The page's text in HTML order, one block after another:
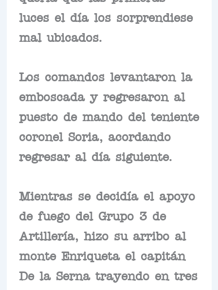
luces el día los sorprendiese
mal ubicados.
Los comandos levantaron la
emboscada y regresaron al
puesto de mando del teniente
coronel Soria, acordando
regresar al día siguiente.
Mientras se decidía el apoyo
de fuego del Grupo 3 de
Artillería, hizo su arribo al
monte Enriqueta el capitán
De la Serna trayendo en tres